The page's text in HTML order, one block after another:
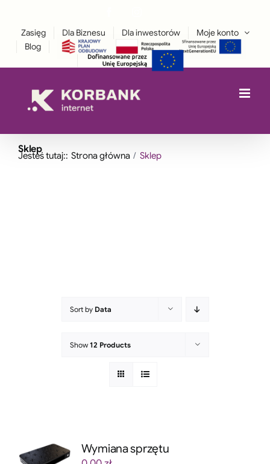
zawartości
Zasięg Dla Biznesu Dla inwestorów
Moje konto
Blog
Sklep
Jesteś tutaj:: Strona główna Sklep
Sort by Data
Show 12 Products
Wymiana sprzętu